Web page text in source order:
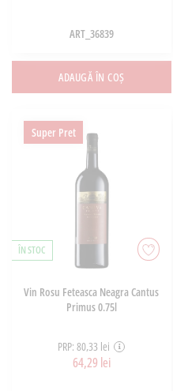
ART_36839
ADAUGĂ ÎN COȘ
Super Pret
ÎN STOC
Vin Rosu Feteasca Neagra Cantus
Primus 0.75l
PRP: 80,33 lei
64,29 lei